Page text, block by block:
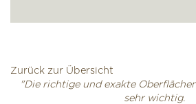
Zurück zur Übersicht
"Die richtige und exakte
sehr wichtig.